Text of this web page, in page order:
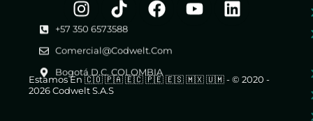
+57 350 6573588
Comercial@codwelt.com
Bogotá D.C. COLOMBIA
Estamos En 🇨🇴 🇵🇦 🇪🇨 🇵🇪 🇪🇸 🇲🇽 🇺🇲 - © 2020 -
2026 Codwelt S.A.S